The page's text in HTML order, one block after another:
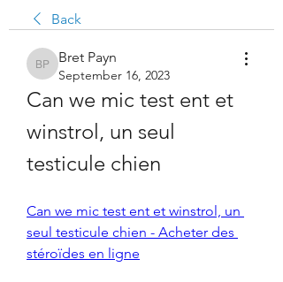
Back
Bret Payn
Bret Payn
September 16, 2023
Can we mic test ent et
winstrol, un seul
testicule chien
Can we mic test ent et winstrol, un
seul testicule chien - Acheter des
stéroïdes en ligne